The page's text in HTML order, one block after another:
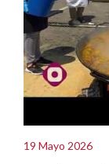
19 Mayo 2026